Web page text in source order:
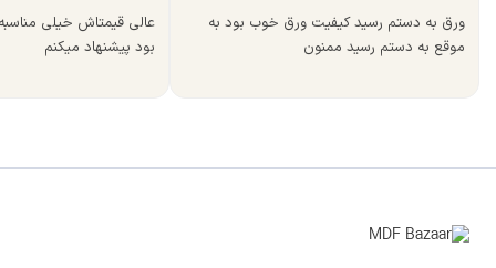
ورق به دستم رسید کیفیت ورق خوب بود به
موقع به دستم رسید ممنون
عالی قیمتاش خیلی
بود پیشنهاد میکنم